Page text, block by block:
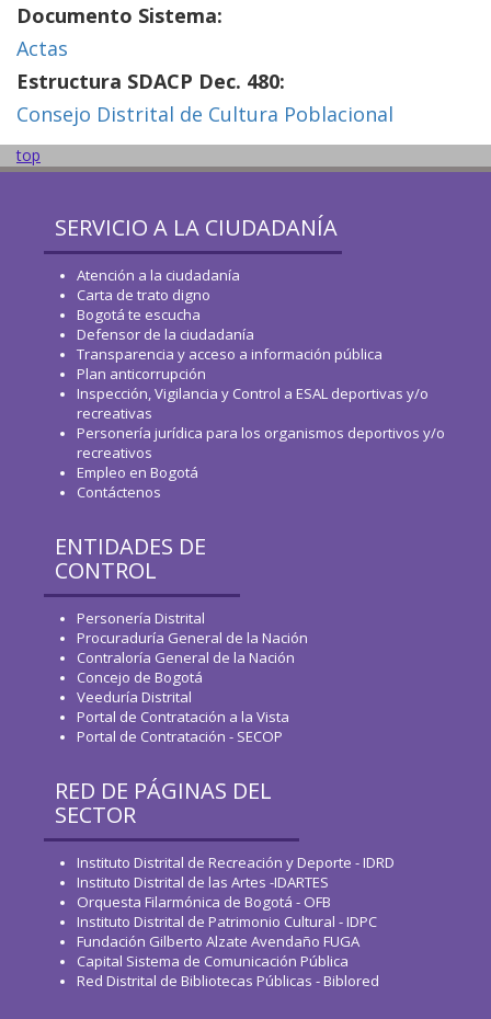
Documento Sistema:
Actas
Estructura SDACP Dec. 480:
Consejo Distrital de Cultura Poblacional
top
SERVICIO A LA CIUDADANÍA
Atención a la ciudadanía
Carta de trato digno
Bogotá te escucha
Defensor de la ciudadanía
Transparencia y acceso a información pública
Plan anticorrupción
Inspección, Vigilancia y Control a ESAL deportivas y/o
recreativas
Personería jurídica para los organismos deportivos y/o
recreativos
Empleo en Bogotá
Contáctenos
ENTIDADES DE
CONTROL
Personería Distrital
Procuraduría General de la Nación
Contraloría General de la Nación
Concejo de Bogotá
Veeduría Distrital
Portal de Contratación a la Vista
Portal de Contratación - SECOP
RED DE PÁGINAS DEL
SECTOR
Instituto Distrital de Recreación y Deporte - IDRD
Instituto Distrital de las Artes -IDARTES
Orquesta Filarmónica de Bogotá - OFB
Instituto Distrital de Patrimonio Cultural - IDPC
Fundación Gilberto Alzate Avendaño FUGA
Capital Sistema de Comunicación Pública
Red Distrital de Bibliotecas Públicas - Biblored